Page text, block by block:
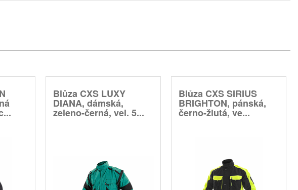
Blůza CXS LUXY
DIANA, dámská,
zeleno-černá, vel. 5...
Blůza CXS SIRIUS
BRIGHTON, pánská,
černo-žlutá, ve...